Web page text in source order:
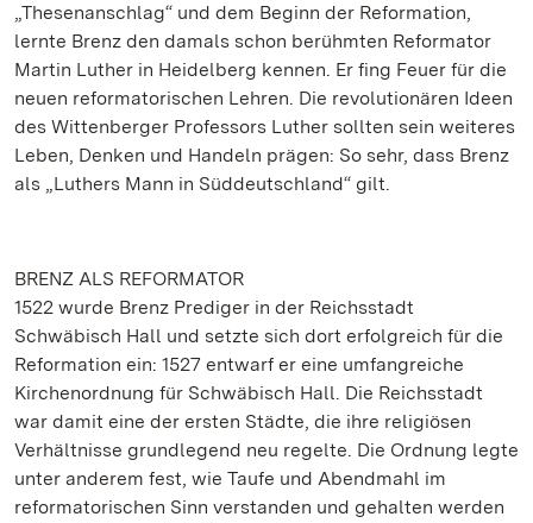
„Thesenanschlag“ und dem Beginn der Reformation,
lernte Brenz den damals schon berühmten Reformator
Martin Luther in Heidelberg kennen. Er fing Feuer für die
neuen reformatorischen Lehren. Die revolutionären Ideen
des Wittenberger Professors Luther sollten sein weiteres
Leben, Denken und Handeln prägen: So sehr, dass Brenz
als „Luthers Mann in Süddeutschland“ gilt.
BRENZ ALS REFORMATOR
1522 wurde Brenz Prediger in der Reichsstadt
Schwäbisch Hall und setzte sich dort erfolgreich für die
Reformation ein: 1527 entwarf er eine umfangreiche
Kirchenordnung für Schwäbisch Hall. Die Reichsstadt
war damit eine der ersten Städte, die ihre religiösen
Verhältnisse grundlegend neu regelte. Die Ordnung legte
unter anderem fest, wie Taufe und Abendmahl im
reformatorischen Sinn verstanden und gehalten werden